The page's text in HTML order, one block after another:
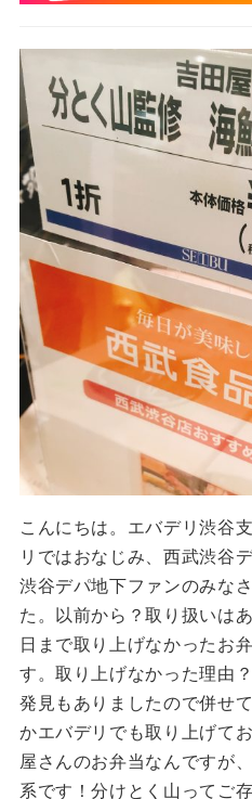
こんにちは。エバデリ渋谷
リではおなじみ、西武渋谷
渋谷デパ地下ファンのみな
た。以前から？取り扱いは
日まで取り上げなかったお
す。取り上げなかった理由
発見もありましたので併せ
かエバデリでも取り上げて
屋さんのお弁当なんですが
系です！分けとく山ってご